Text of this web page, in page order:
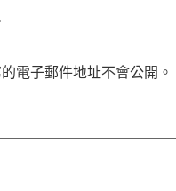
電子郵件地址不會公開。